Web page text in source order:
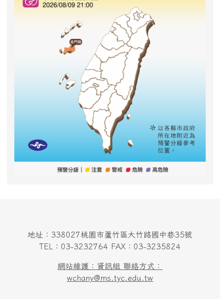
地址：338027桃園市蘆竹區大竹路國中巷35號
TEL：03-3232764 FAX：03-3235824
網站維護：資訊組 聯絡方式：
wchany@ms.tyc.edu.tw